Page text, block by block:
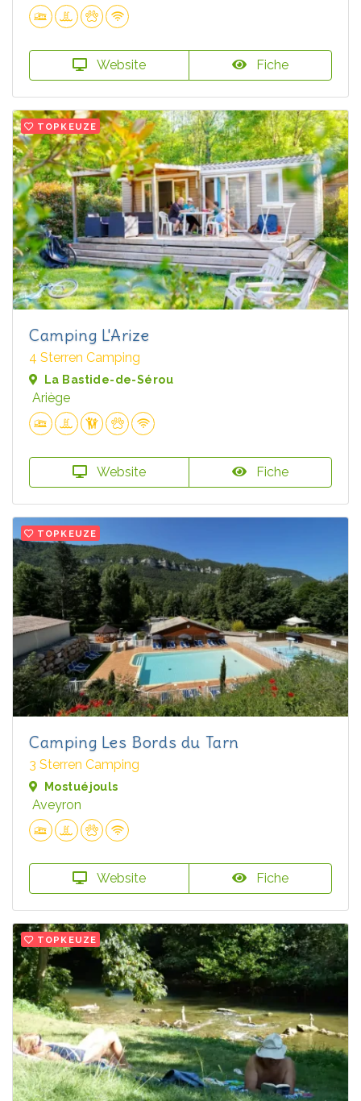
Website Fiche
TOPKEUZE
Camping L'Arize
4 Sterren Camping
La Bastide-de-Sérou
Ariège
Website Fiche
TOPKEUZE
Camping Les Bords du Tarn
3 Sterren Camping
Mostuéjouls
Aveyron
Website Fiche
TOPKEUZE